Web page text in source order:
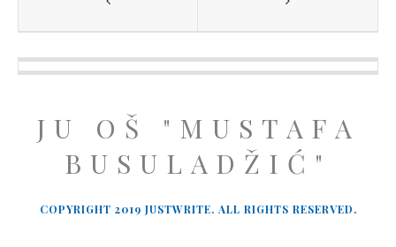
JU OŠ "MUSTAFA
BUSULADŽIĆ"
COPYRIGHT 2019 JUSTWRITE. ALL RIGHTS RESERVED.